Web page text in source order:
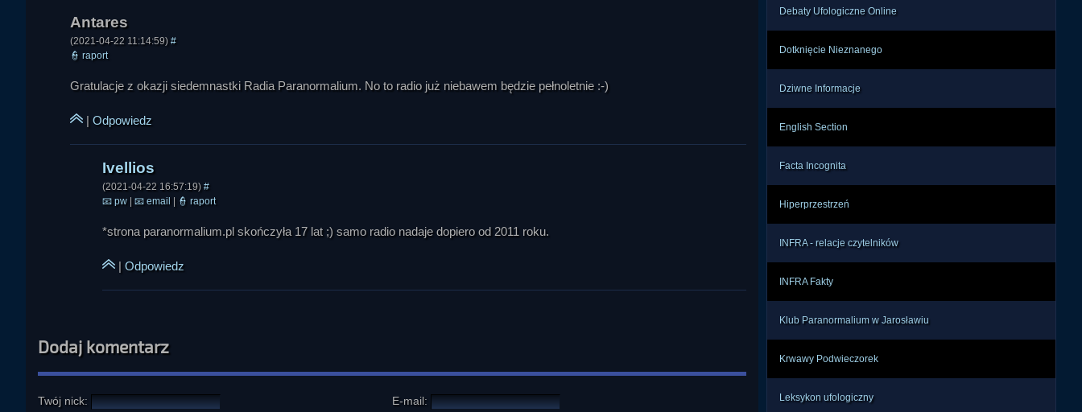
(2021-04-22 11:14:59) #
👮 raport
Gratulacje z okazji siedemnastki Radia Paranormalium. No to radio już niebawem będzie pełnoletnie :-)
| Odpowiedz
(2021-04-22 16:57:19) #
📧 pw 📧 email 👮 raport
*strona paranormalium.pl skończyła 17 lat ;) samo radio nadaje dopiero od 2011 roku.
| Odpowiedz
Dodaj komentarz
Twój nick: E-mail:
Debaty Ufologiczne Online
Dotknięcie Nieznanego
Dziwne Informacje
English Section
Facta Incognita
Hiperprzestrzeń
INFRA - relacje czytelników
INFRA Fakty
Klub Paranormalium w Jarosławiu
Krwawy Podwieczorek
Leksykon ufologiczny